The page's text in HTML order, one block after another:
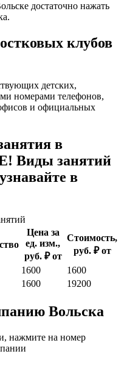
достаточно нажать
клубов
детских,
номерами телефонов,
и официальных
в
Виды занятий
в
Цена за
ед. изм.,
руб. ₽ от
Стоимость,
руб. ₽ от
1600
1600
1600 19200
Вольска
нажмите на номер